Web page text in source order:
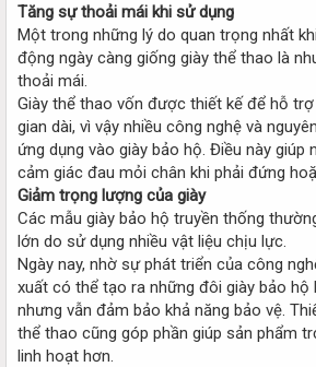
Tăng sự thoải mái khi sử dụng
Một trong những lý do quan trọng nhất
động ngày càng giống giày thể thao là
thoải mái.
Giày thể thao vốn được thiết kế để hỗ
gian dài, vì vậy nhiều công nghệ và
ứng dụng vào giày bảo hộ. Điều này giúp
cảm giác đau mỏi chân khi phải đứng
Giảm trọng lượng của giày
Các mẫu giày bảo hộ truyền thống
lớn do sử dụng nhiều vật liệu chịu lực.
Ngày nay, nhờ sự phát triển của công
xuất có thể tạo ra những đôi giày bảo hộ
nhưng vẫn đảm bảo khả năng bảo vệ.
thể thao cũng góp phần giúp sản phẩm
linh hoạt hơn.